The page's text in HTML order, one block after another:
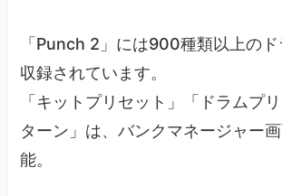
「Punch 2」には900種類以上の
収録されています。
「キットプリセット」「ドラムプ
ターン」は、バンクマネージャー
能。